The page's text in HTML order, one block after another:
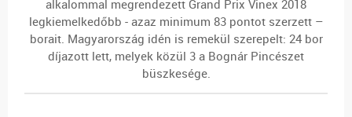
alkalommal megrendezett Grand Prix Vinex 2018
legkiemelkedőbb - azaz minimum 83 pontot szerzett –
borait. Magyarország idén is remekül szerepelt: 24 bor
díjazott lett, melyek közül 3 a Bognár Pincészet
büszkesége.